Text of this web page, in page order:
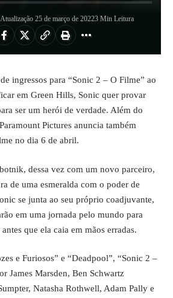
25 de março de 20223 Min Leitura
ingressos para “Sonic 2 – O Filme” ao
em Green Hills, Sonic quer provar
ser um herói de verdade. Além do
Pictures anuncia também
no dia 6 de abril.
dessa vez com um novo parceiro,
de uma esmeralda com o poder de
se junta ao seu próprio coadjuvante,
em uma jornada pelo mundo para
que ela caia em mãos erradas.
e Furiosos” e “Deadpool”, “Sonic 2 –
James Marsden, Ben Schwartz
Natasha Rothwell, Adam Pally e